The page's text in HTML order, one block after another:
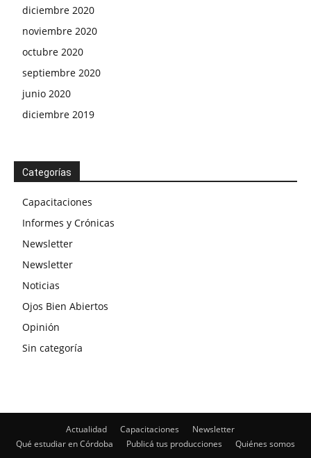
diciembre 2020
noviembre 2020
octubre 2020
septiembre 2020
junio 2020
diciembre 2019
Categorías
Capacitaciones
Informes y Crónicas
Newsletter
Newsletter
Noticias
Ojos Bien Abiertos
Opinión
Sin categoría
Actualidad Capacitaciones
Newsletter
Qué estudiar en Córdoba
Publicá tus producciones Quiénes somos